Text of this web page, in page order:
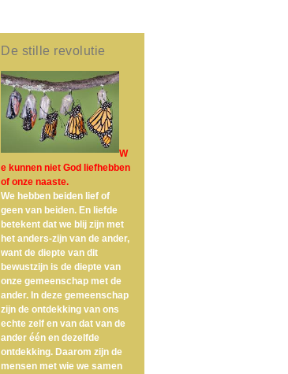
De stille revolutie
W
e kunnen niet God liefhebben
of onze naaste.
We hebben beiden lief of
geen van beiden. En liefde
betekent dat we blij zijn met
het anders-zijn van de ander,
want de diepte van dit
bewustzijn is de diepte van
onze gemeenschap met de
ander. In deze gemeenschap
zijn de ontdekking van ons
echte zelf en van dat van de
ander één en dezelfde
ontdekking. Daarom zijn de
mensen met wie we samen